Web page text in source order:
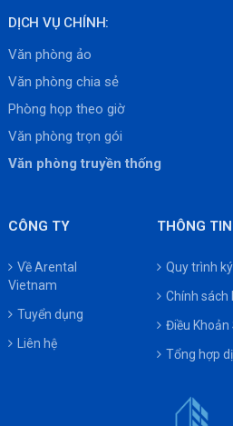
DỊCH VỤ CHÍNH:
Văn phòng ảo
Văn phòng chia sẻ
Phòng họp theo giờ
Văn phòng trọn gói
Văn phòng truyền thống
CÔNG TY
Về Arental
Vietnam
Tuyển dụng
Liên hệ
THÔNG TIN
Quy trình
Chính sách
Điều Khoản
Tổng hợp